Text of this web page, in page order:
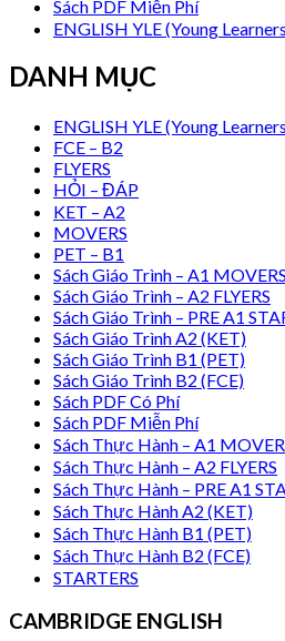
Sách PDF Miễn Phí
ENGLISH YLE (Young
DANH MỤC
ENGLISH YLE (Young
FCE – B2
FLYERS
HỎI – ĐÁP
KET – A2
MOVERS
PET – B1
Sách Giáo Trình – A1 MOVERS
Sách Giáo Trình – A2 FLYERS
Sách Giáo Trình – PRE A1
Sách Giáo Trình A2 (KET)
Sách Giáo Trình B1 (PET)
Sách Giáo Trình B2 (FCE)
Sách PDF Có Phí
Sách PDF Miễn Phí
Sách Thực Hành – A1
Sách Thực Hành – A2 FLYERS
Sách Thực Hành – PRE A1
Sách Thực Hành A2 (KET)
Sách Thực Hành B1 (PET)
Sách Thực Hành B2 (FCE)
STARTERS
CAMBRIDGE ENGLISH